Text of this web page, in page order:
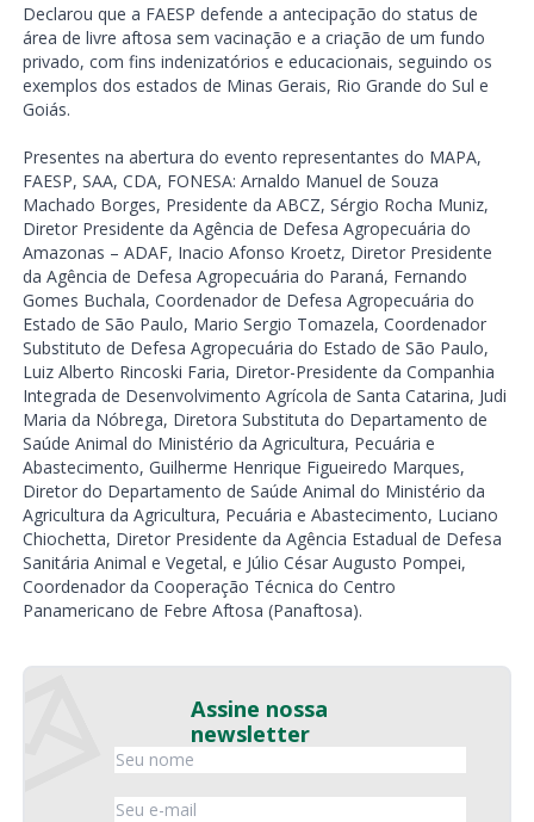
Declarou que a FAESP defende a antecipação do status de
área de livre aftosa sem vacinação e a criação de um fundo
privado, com fins indenizatórios e educacionais, seguindo os
exemplos dos estados de Minas Gerais, Rio Grande do Sul e
Goiás.
Presentes na abertura do evento representantes do MAPA,
FAESP, SAA, CDA, FONESA: Arnaldo Manuel de Souza
Machado Borges, Presidente da ABCZ, Sérgio Rocha Muniz,
Diretor Presidente da Agência de Defesa Agropecuária do
Amazonas – ADAF, Inacio Afonso Kroetz, Diretor Presidente
da Agência de Defesa Agropecuária do Paraná, Fernando
Gomes Buchala, Coordenador de Defesa Agropecuária do
Estado de São Paulo, Mario Sergio Tomazela, Coordenador
Substituto de Defesa Agropecuária do Estado de São Paulo,
Luiz Alberto Rincoski Faria, Diretor-Presidente da Companhia
Integrada de Desenvolvimento Agrícola de Santa Catarina, Judi
Maria da Nóbrega, Diretora Substituta do Departamento de
Saúde Animal do Ministério da Agricultura, Pecuária e
Abastecimento, Guilherme Henrique Figueiredo Marques,
Diretor do Departamento de Saúde Animal do Ministério da
Agricultura da Agricultura, Pecuária e Abastecimento, Luciano
Chiochetta, Diretor Presidente da Agência Estadual de Defesa
Sanitária Animal e Vegetal, e Júlio César Augusto Pompei,
Coordenador da Cooperação Técnica do Centro
Panamericano de Febre Aftosa (Panaftosa).
Assine nossa
newsletter